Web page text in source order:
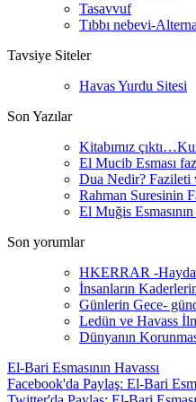
Tasavvuf
Tıbbı nebevi-
Tavsiye Siteler
Havas Yurdu Sitesi
Son Yazılar
Kitabımız
El Mucib Esması
Dua Nedir? Fazileti
Rahman Suresinin
El Muğis
Son yorumlar
HKERRAR -
İnsanların
Günlerin Gece-
Ledün ve Havass
Dünyanın
El-Bari Esmasının Havassı
Facebook'da Paylaş: El-Bari